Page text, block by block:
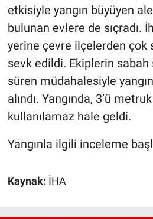
etkisiyle yangın büyüyen
bulunan evlere de sıçradı.
yerine çevre ilçelerden çok
sevk edildi. Ekiplerin
süren müdahalesiyle
alındı. Yangında, 3’ü
kullanılamaz hale geldi.
Yangınla ilgili inceleme
Kaynak: İHA